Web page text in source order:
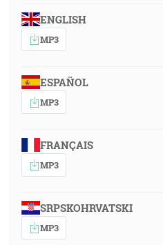
ENGLISH
MP3
ESPAÑOL
MP3
FRANÇAIS
MP3
SRPSKOHRVATSKI
MP3